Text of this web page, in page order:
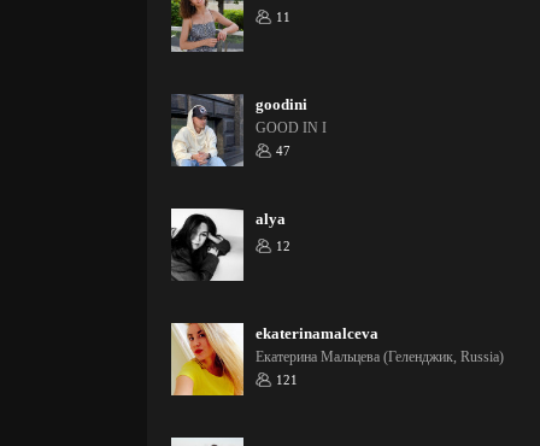
11
goodini
GOOD IN I
47
alya
12
ekaterinamalceva
Екатерина Мальцева (Геленджик, Russia)
121